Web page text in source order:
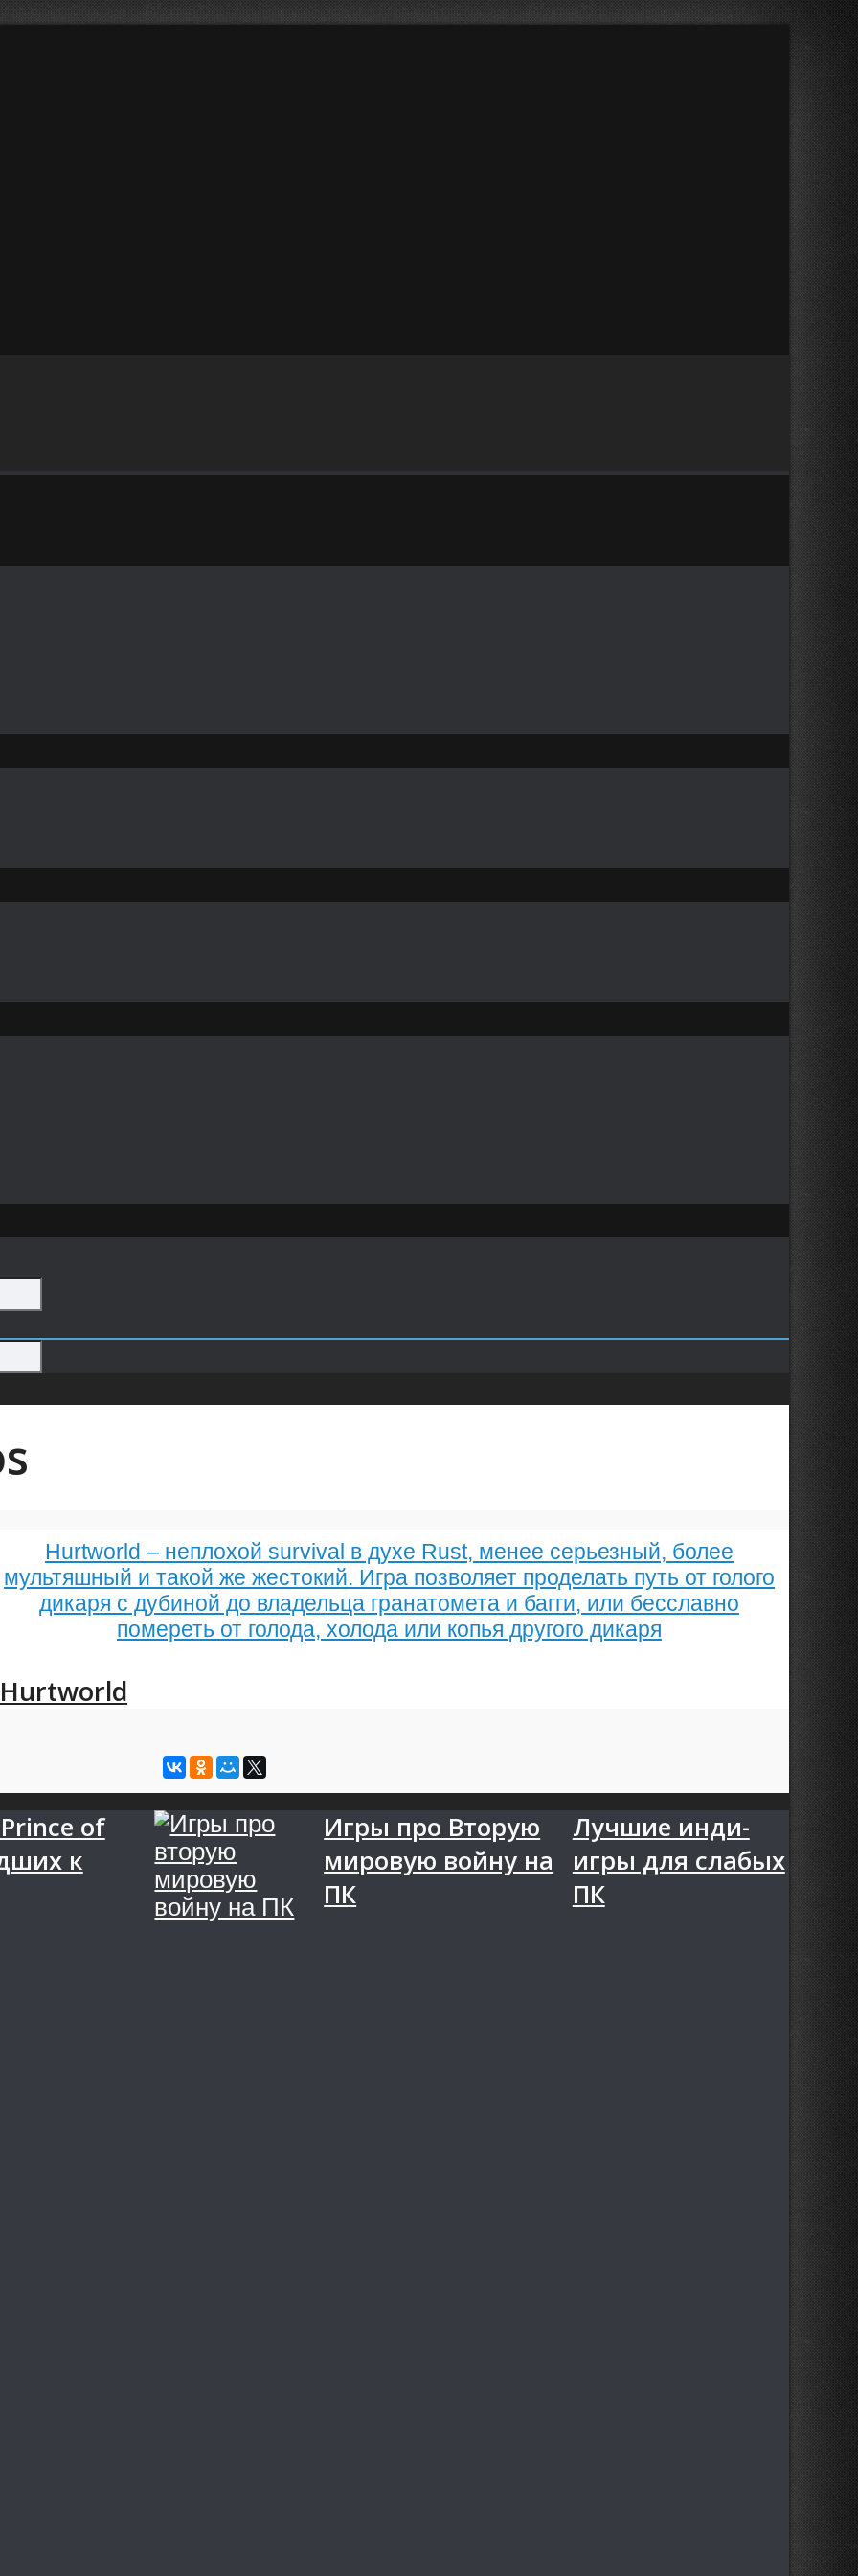
Hurtworld – неплохой survival в духе Rust, менее серьезный, более
мультяшный и такой же жестокий. Игра позволяет проделать путь от голого
дикаря с дубиной до владельца гранатомета и багги, или бесславно
помереть от голода, холода или копья другого дикаря
Hurtworld
of
к
Игры про Вторую
мировую войну на
ПК
Лучшие инди-
игры для слабых
ПК